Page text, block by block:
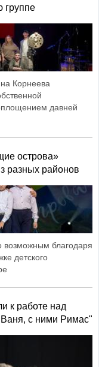
группe
Корнеева
давней
острова»
разных районов
возможным благодаря
детского
к работе над
с ними Римас"